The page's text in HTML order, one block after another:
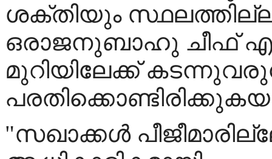
ശക്തിയും
ഒരാജനുബാഹു ചീഫ്
മുറിയിലേക്ക്
"സഖാക്കള്‍